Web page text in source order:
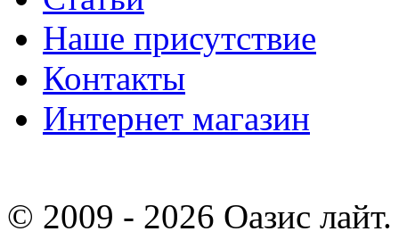
Наше присутствие
Контакты
Интернет магазин
© 2009 - 2026 Оазис